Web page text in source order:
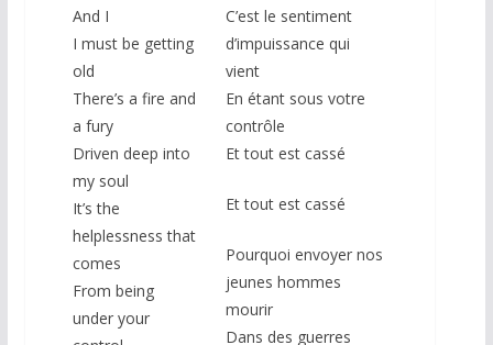
And I
I must be getting
old
There’s a fire and
a fury
Driven deep into
my soul
It’s the
helplessness that
comes
From being
under your
C’est le sentiment
d’impuissance qui
vient
En étant sous votre
contrôle
Et tout est cassé
Et tout est cassé
Pourquoi envoyer nos
jeunes hommes
mourir
Dans des guerres